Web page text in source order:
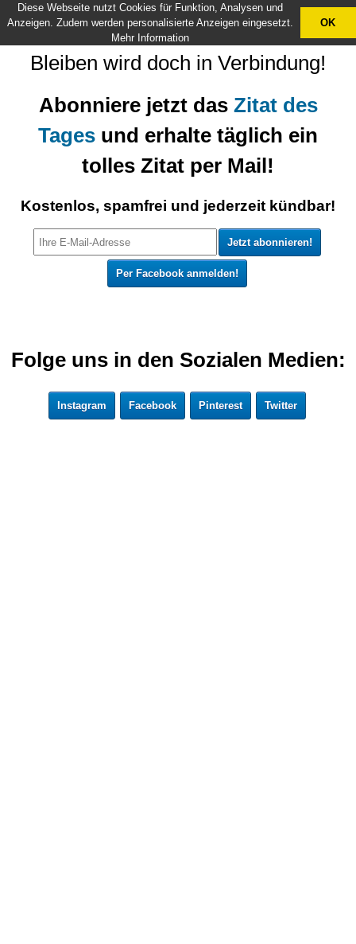
Bleiben wird doch in Verbindung!
Abonniere jetzt das Zitat des
Tages und erhalte täglich ein
tolles Zitat per Mail!
Kostenlos, spamfrei und jederzeit kündbar!
Per Facebook anmelden!
Folge uns in den Sozialen Medien:
Instagram Facebook Pinterest Twitter
X
Diese Webseite nutzt Cookies für Funktion, Analysen und
Anzeigen. Zudem werden personalisierte Anzeigen eingesetzt.
Mehr Information
OK